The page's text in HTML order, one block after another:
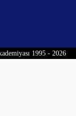
1995 - 2026